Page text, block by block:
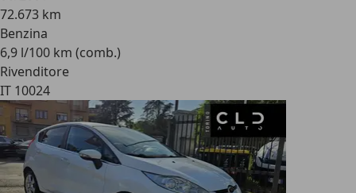
72.673 km
Benzina
6,9 l/100 km (comb.)
Rivenditore
IT 10024